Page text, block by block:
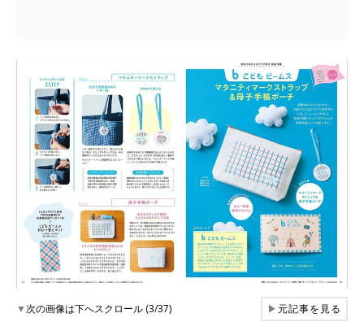
▼次の画像は下へスクロール (3/37) ▶元記事を見る